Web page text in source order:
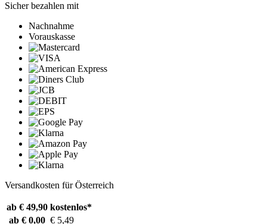
Sicher bezahlen mit
Nachnahme
Vorauskasse
Versandkosten für Österreich
ab € 49,90 kostenlos*
ab € 0,00 € 5,49